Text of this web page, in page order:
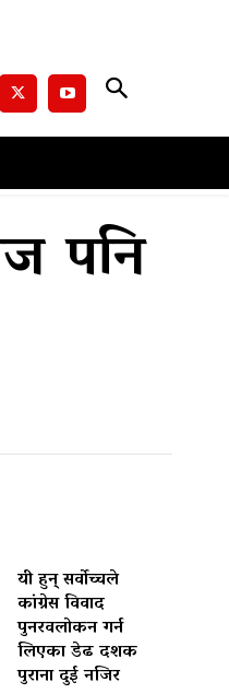
पनि
यी हुन् सर्वोच्चले
कांग्रेस विवाद
पुनरवलोकन गर्न
लिएका डेढ दशक
पुराना दुई नजिर